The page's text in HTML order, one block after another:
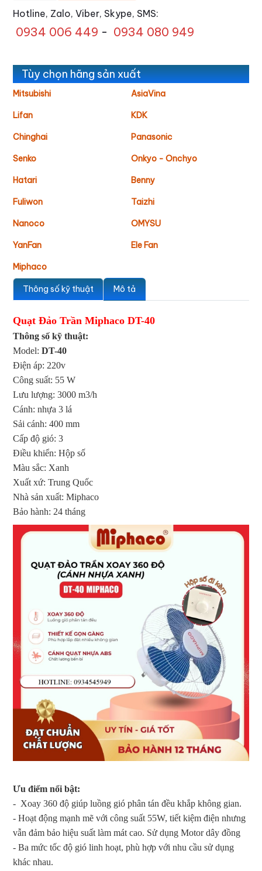
Hotline, Zalo, Viber, Skype, SMS:
0934 006 449 - 0934 080 949
Tùy chọn hãng sản xuất
Mitsubishi AsiaVina
Lifan KDK
Chinghai Panasonic
Senko Onkyo - Onchyo
Hatari Benny
Fuliwon Taizhi
Nanoco OMYSU
YanFan Ele Fan
Miphaco
Thông số kỹ thuật Mô tả
Quạt Đảo Trần Miphaco DT-40
Thông số kỹ thuật:
Model: DT-40
Điện áp: 220v
Công suất: 55 W
Lưu lượng: 3000 m3/h
Cánh: nhựa 3 lá
Sải cánh: 400 mm
Cấp độ gió: 3
Điều khiển: Hộp số
Màu sắc: Xanh
Xuất xứ: Trung Quốc
Nhà sản xuất: Miphaco
Bảo hành: 24 tháng
Ưu điểm nổi bật:
- Xoay 360 độ giúp luồng gió phân tán đều khắp không gian.
- Hoạt động mạnh mẽ với công suất 55W, tiết kiệm điện nhưng
vẫn đảm bảo hiệu suất làm mát cao. Sử dụng Motor dây đồng
- Ba mức tốc độ gió linh hoạt, phù hợp với nhu cầu sử dụng
khác nhau.